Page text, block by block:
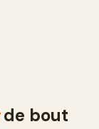
de bout